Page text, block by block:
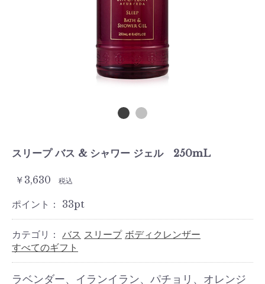
スリープ バス & シャワー ジェル 250mL
￥3,630 税込
ポイント： 33pt
カテゴリ： バス スリープ ボディクレンザー
すべてのギフト
ラベンダー、イランイラン、パチョリ、オレンジ